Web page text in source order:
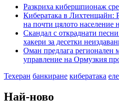
Разкриха кибершпионаж
Кибератака в Лихтенщайн:
на почти цялото население
Скандал с откраднати
хакери за десетки
Оман предлага регионален
управление на Ормузкия
Техеран банкиране кибератака
Най-ново